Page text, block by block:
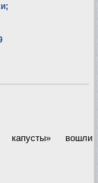
;
вошли